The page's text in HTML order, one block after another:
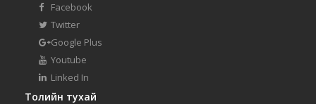
Facebook
Twitter
Google Plus
Youtube
Linked In
Толийн тухай